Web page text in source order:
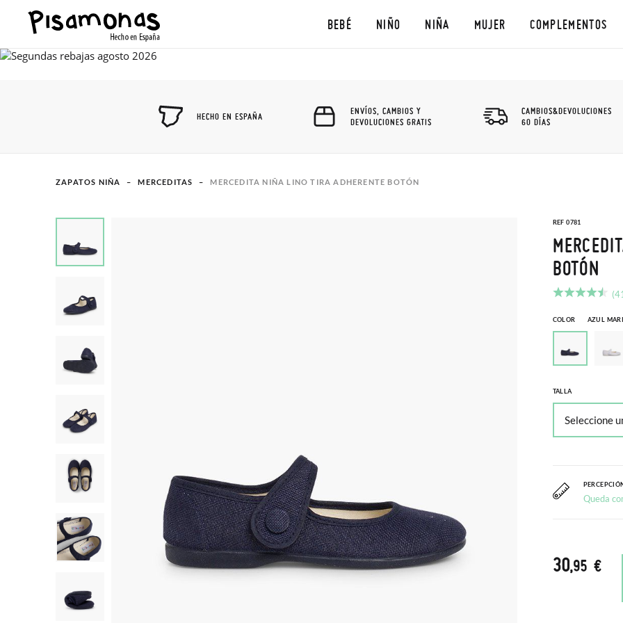
BEBÉ NIÑO NIÑA MUJER COMPLEMENTOS
HECHO EN ESPAÑA
ENVÍOS, CAMBIOS Y
DEVOLUCIONES GRATIS
CAMBIOS&DEVOLUCIONES
60 DÍAS
ZAPATOS NIÑA MERCEDITAS MERCEDITA NIÑA LINO TIRA ADHERENTE BOTÓN
REF 0781
BOTÓN
COLOR AZUL
TALLA
Queda
30,95 €